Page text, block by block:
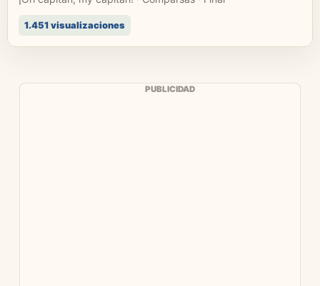
1.451 visualizaciones
PUBLICIDAD